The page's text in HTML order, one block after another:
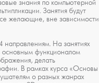
знания по компьютерной
Занятия будут
желающие, вне зависимости
направлениям. На занятиях
основным функционалом
делать
В рамках курса «Основы
о разных жанрах